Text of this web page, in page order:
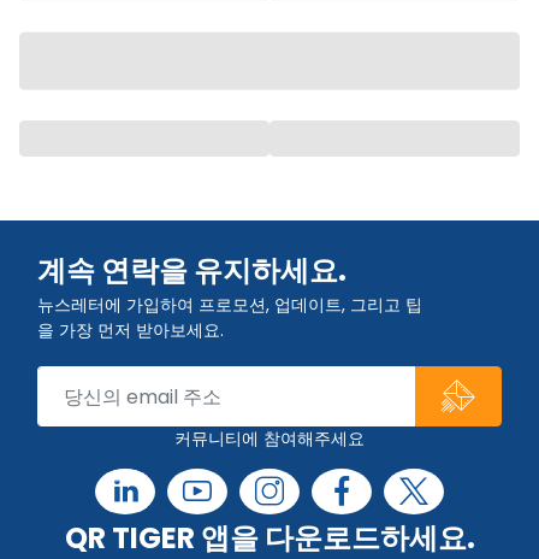
계속 연락을 유지하세요.
뉴스레터에 가입하여 프로모션, 업데이트, 그리고 팁
을 가장 먼저 받아보세요.
커뮤니티에 참여해주세요
QR TIGER 앱을 다운로드하세요.